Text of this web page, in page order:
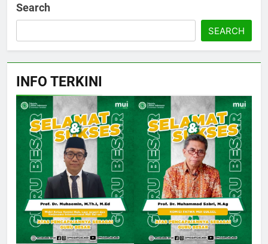
Search
SEARCH
INFO TERKINI
CATATAN PKU 2026: Perdalam
Qawaʿid Fiqhiyyah, Arham